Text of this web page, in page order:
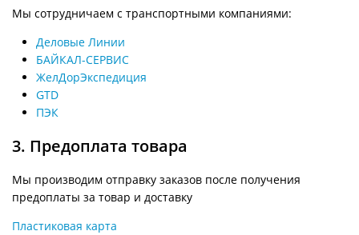
Мы сотрудничаем с транспортными компаниями:
Деловые Линии
БАЙКАЛ-СЕРВИС
ЖелДорЭкспедиция
GTD
ПЭК
3. Предоплата товара
Мы производим отправку заказов после получения
предоплаты за товар и доставку
Пластиковая карта